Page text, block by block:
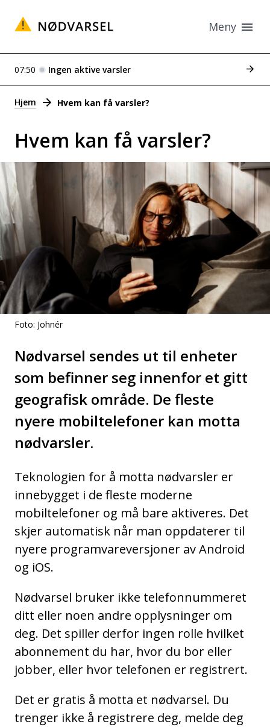
Meny
Varsler
07:50 Ingen aktive varsler Se
Hjem Hvem kan få varsler?
Hvem kan få varsler?
Foto: Johnér
Nødvarsel sendes ut til enheter
som befinner seg innenfor et gitt
geografisk område. De fleste
nyere mobiltelefoner kan motta
nødvarsler.
Teknologien for å motta nødvarsler er
innebygget i de fleste moderne
mobiltelefoner og må bare aktiveres. Det
skjer automatisk når man oppdaterer til
nyere programvareversjoner av Android
og iOS.
Nødvarsel bruker ikke telefonnummeret
ditt eller noen andre opplysninger om
deg. Det spiller derfor ingen rolle hvilket
abonnement du har, hvor du bor eller
jobber, eller hvor telefonen er registrert.
Det er gratis å motta et nødvarsel. Du
trenger ikke å registrere deg, melde deg